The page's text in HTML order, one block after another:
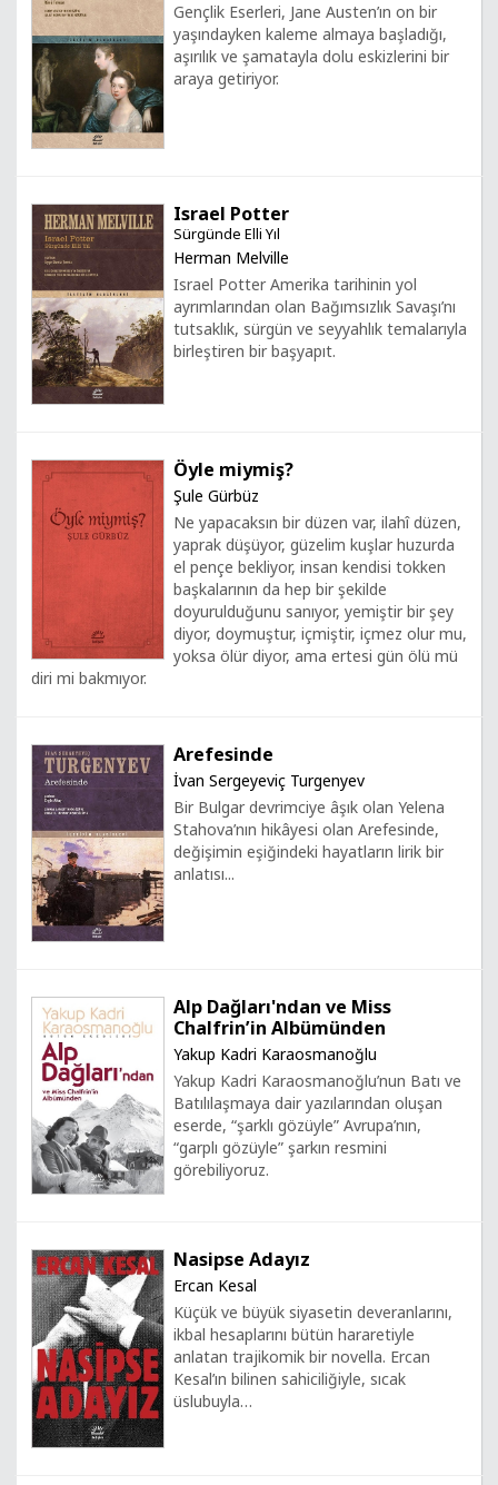
Gençlik Eserleri, Jane Austen’ın on bir
yaşındayken kaleme almaya başladığı,
aşırılık ve şamatayla dolu eskizlerini bir
araya getiriyor.
Israel Potter
Sürgünde Elli Yıl
Herman Melville
Israel Potter Amerika tarihinin yol
ayrımlarından olan Bağımsızlık Savaşı’nı
tutsaklık, sürgün ve seyyahlık temalarıyla
birleştiren bir başyapıt.
Öyle miymiş?
Şule Gürbüz
Ne yapacaksın bir düzen var, ilahî düzen,
yaprak düşüyor, güzelim kuşlar huzurda
el pençe bekliyor, insan kendisi tokken
başkalarının da hep bir şekilde
doyurulduğunu sanıyor, yemiştir bir şey
diyor, doymuştur, içmiştir, içmez olur mu,
yoksa ölür diyor, ama ertesi gün ölü mü
diri mi bakmıyor.
Arefesinde
İvan Sergeyeviç Turgenyev
Bir Bulgar devrimciye âşık olan Yelena
Stahova’nın hikâyesi olan Arefesinde,
değişimin eşiğindeki hayatların lirik bir
anlatısı...
Alp Dağları'ndan ve Miss
Chalfrin’in Albümünden
Yakup Kadri Karaosmanoğlu
Yakup Kadri Karaosmanoğlu’nun Batı ve
Batılılaşmaya dair yazılarından oluşan
eserde, “şarklı gözüyle” Avrupa’nın,
“garplı gözüyle” şarkın resmini
görebiliyoruz.
Nasipse Adayız
Ercan Kesal
Küçük ve büyük siyasetin deveranlarını,
ikbal hesaplarını bütün hararetiyle
anlatan trajikomik bir novella. Ercan
Kesal’ın bilinen sahiciliğiyle, sıcak
üslubuyla…